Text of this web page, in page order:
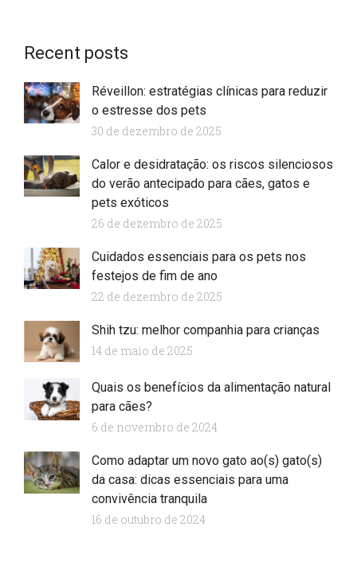
Recent posts
Réveillon: estratégias clínicas para reduzir
o estresse dos pets
30 de dezembro de 2025
Calor e desidratação: os riscos silenciosos
do verão antecipado para cães, gatos e
pets exóticos
26 de dezembro de 2025
Cuidados essenciais para os pets nos
festejos de fim de ano
22 de dezembro de 2025
Shih tzu: melhor companhia para crianças
14 de maio de 2025
Quais os benefícios da alimentação natural
para cães?
6 de novembro de 2024
Como adaptar um novo gato ao(s) gato(s)
da casa: dicas essenciais para uma
convivência tranquila
16 de outubro de 2024